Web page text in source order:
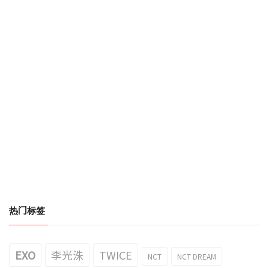
热门标签
EXO 李光洙 TWICE NCT NCT DREAM